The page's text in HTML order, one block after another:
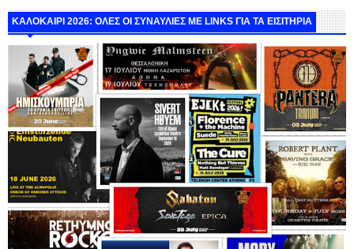
ΚΑΛΟΚΑΙΡΙ 2026: ΟΛΕΣ ΟΙ ΣΥΝΑΥΛΙΕΣ ΜΕ LINKS ΓΙΑ ΤΑ ΕΙΣΙΤΗΡΙΑ